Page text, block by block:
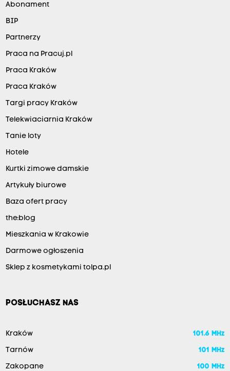
Abonament
BIP
Partnerzy
Praca na Pracuj.pl
Praca Kraków
Praca Kraków
Targi pracy Kraków
Telekwiaciarnia Kraków
Tanie loty
Hotele
Kurtki zimowe damskie
Artykuły biurowe
Baza ofert pracy
the:blog
Mieszkania w Krakowie
Darmowe ogłoszenia
Sklep z kosmetykami tolpa.pl
POSŁUCHASZ NAS
Kraków 101.6 MHz
Tarnów 101 MHz
Zakopane 100 MHz